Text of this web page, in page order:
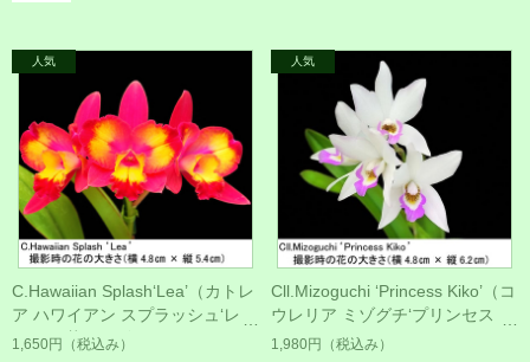
C.Hawaiian Splash‘Lea’（カトレ
ア ハワイアン スプラッシュ‘レ
ア’）開花サイズ
1,650円 （税込み）
Cll.Mizoguchi ‘Princess Kiko’（コ
ウレリア ミゾグチ‘プリンセス キ
コ’）
1,980円 （税込み）